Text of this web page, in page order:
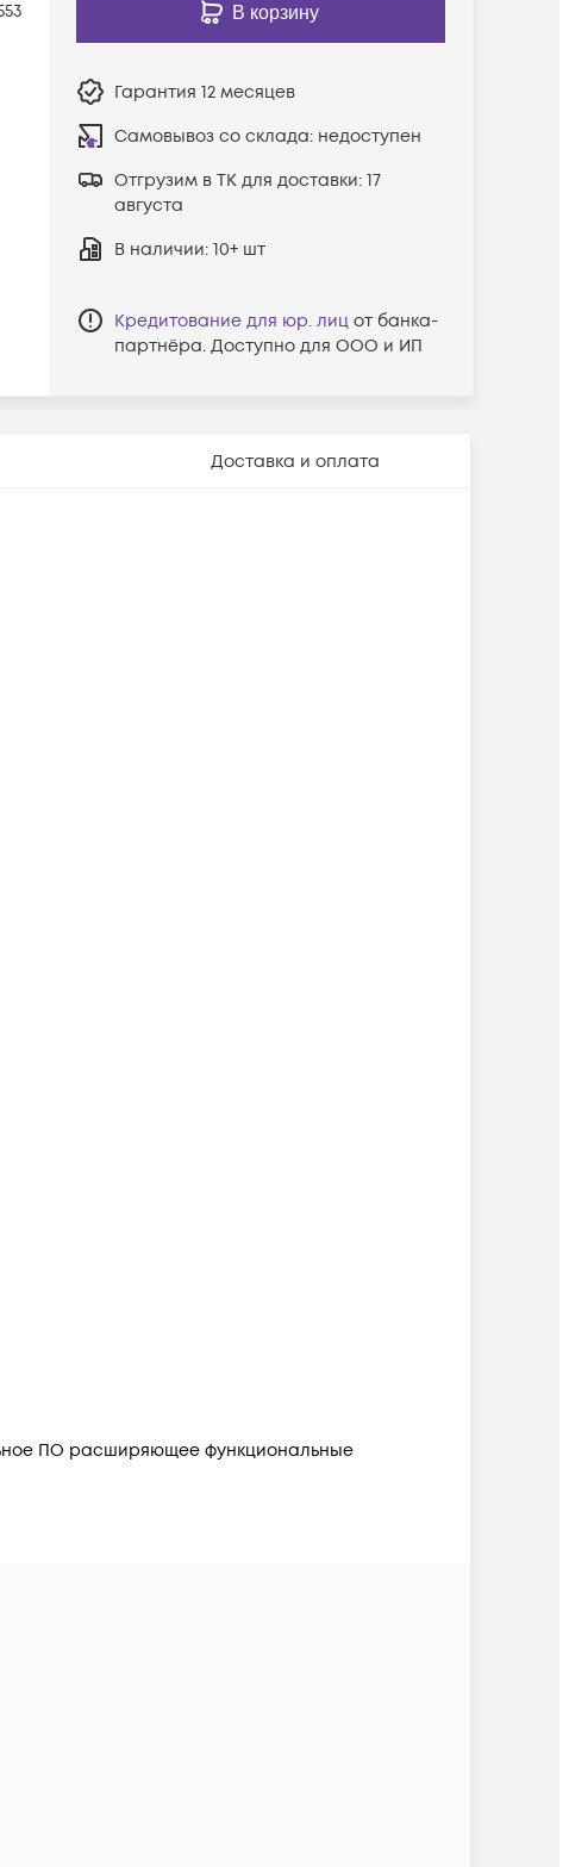
В корзину
Гарантия 12 месяцев
Самовывоз со склада: недоступен
Отгрузим в ТК для доставки: 17
августа
В наличии: 10+ шт
Кредитование для юр. лиц от банка-
партнёра. Доступно для ООО и ИП
Доставка и оплата
ПО расширяющее функциональные